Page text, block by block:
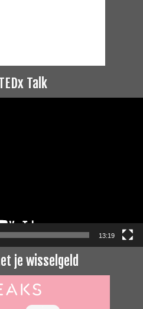
Talk
13:19
je wisselgeld